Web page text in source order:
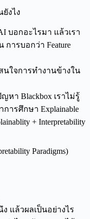
ยังไง
บอกอะไรมา แล้วเรา
ารบอกว่า Feature
สนใจการทำงานข้างใน
า Blackbox เราไม่รู้
ารศึกษา Explainable
+ Interpretability
Paradigms)
แล้วผลเป็นอย่างไร